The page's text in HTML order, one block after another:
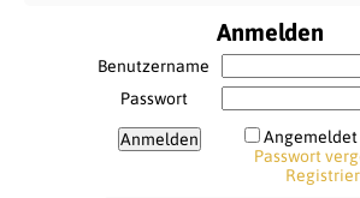
Anmelden
Benutzername
Passwort
Passwort